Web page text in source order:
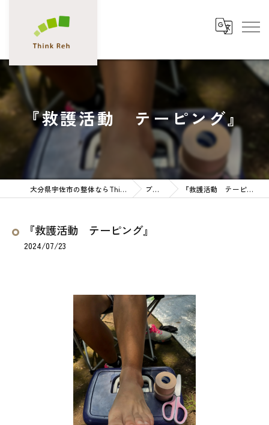
『救護活動 テーピング』
大分県宇佐市の整体ならThink Reh ブログ 『救護活動 テーピング』
『救護活動 テーピング』
2024/07/23